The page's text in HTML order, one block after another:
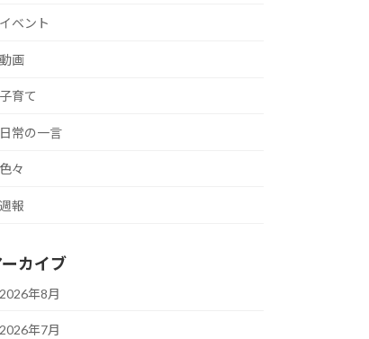
イベント
動画
子育て
日常の一言
色々
週報
ーカイブ
2026年8月
2026年7月